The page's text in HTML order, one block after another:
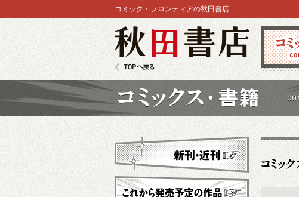
コミック
コミック・フロンティアの秋田書店
新刊・近刊